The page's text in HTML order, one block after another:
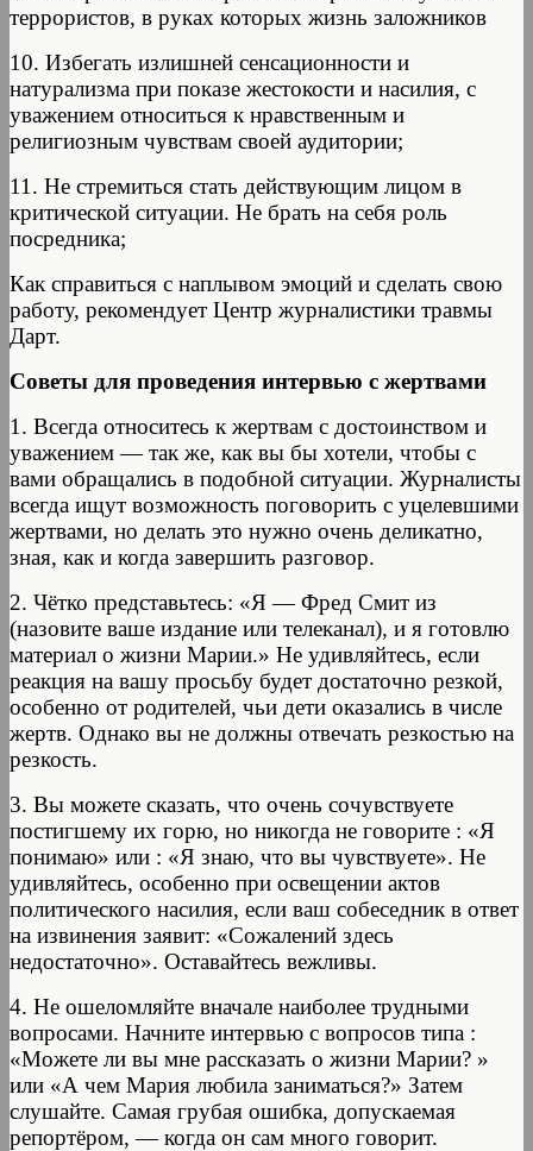
террористов, в руках которых жизнь заложников
10. Избегать излишней сенсационности и
натурализма при показе жестокости и насилия, с
уважением относиться к нравственным и
религиозным чувствам своей аудитории;
11. Не стремиться стать действующим лицом в
критической ситуации. Не брать на себя роль
посредника;
Как справиться с наплывом эмоций и сделать свою
работу, рекомендует Центр журналистики травмы
Дарт.
Советы для проведения интервью с жертвами
1. Всегда относитесь к жертвам с достоинством и
уважением — так же, как вы бы хотели, чтобы с
вами обращались в подобной ситуации. Журналисты
всегда ищут возможность поговорить с уцелевшими
жертвами, но делать это нужно очень деликатно,
зная, как и когда завершить разговор.
2. Чётко представьтесь: «Я — Фред Смит из
(назовите ваше издание или телеканал), и я готовлю
материал о жизни Марии.» Не удивляйтесь, если
реакция на вашу просьбу будет достаточно резкой,
особенно от родителей, чьи дети оказались в числе
жертв. Однако вы не должны отвечать резкостью на
резкость.
3. Вы можете сказать, что очень сочувствуете
постигшему их горю, но никогда не говорите : «Я
понимаю» или : «Я знаю, что вы чувствуете». Не
удивляйтесь, особенно при освещении актов
политического насилия, если ваш собеседник в ответ
на извинения заявит: «Сожалений здесь
недостаточно». Оставайтесь вежливы.
4. Не ошеломляйте вначале наиболее трудными
вопросами. Начните интервью с вопросов типа :
«Можете ли вы мне рассказать о жизни Марии? »
или «А чем Мария любила заниматься?» Затем
слушайте. Самая грубая ошибка, допускаемая
репортёром, — когда он сам много говорит.